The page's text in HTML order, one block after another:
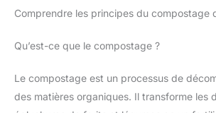
Comprendre les principes du compostage
Qu’est-ce que le compostage ?
Le compostage est un processus de
des matières organiques. Il transforme les